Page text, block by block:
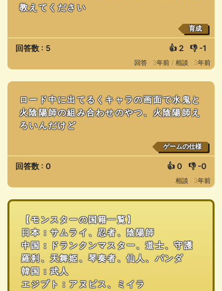
教えてください
育成
回答数 : 5 👍 2 👎 -1
回答 : 3年前 / 相談 : 3年前
ロード中に出てるくキャラの画面で水鬼と
火陰陽師の組み合わせのやつ、火陰陽師え
ろいんだけど
ゲームの仕様
回答数 : 0 👍 0 👎 -0
相談 : 3年前
【モンスターの国籍一覧】
日本：サムライ、忍者、陰陽師
中国：ドランクンマスター、道士、守護
羅刹、天舞姫、琴奏者、仙人、パンダ
韓国：武人
エジプト：アヌビス、ミイラ